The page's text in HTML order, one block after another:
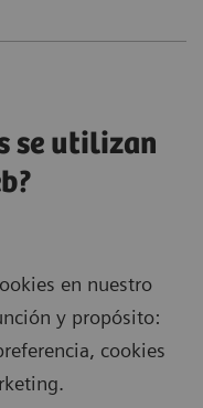
se utilizan
en nuestro
y propósito:
cookies